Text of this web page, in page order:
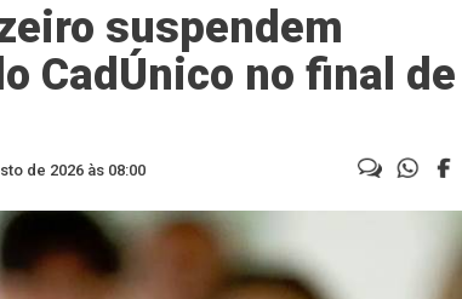
suspendem
CadÚnico no final de
de 2026 às 08:00